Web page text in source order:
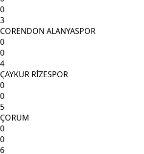
0
3
CORENDON ALANYASPOR
0
0
4
ÇAYKUR RİZESPOR
0
0
5
ÇORUM
0
0
6